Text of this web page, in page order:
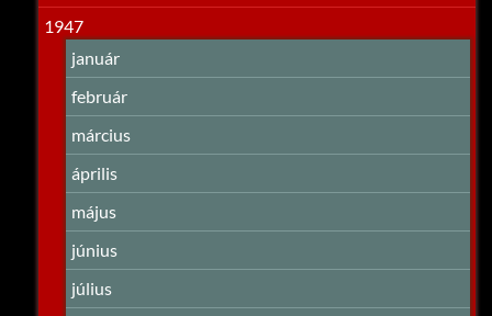
1947
január
február
március
április
május
június
július